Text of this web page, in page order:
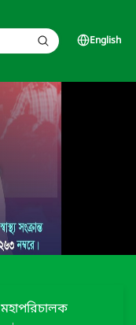
English
মহাপরিচালক